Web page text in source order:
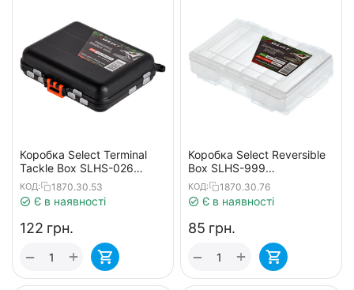
Коробка Select Terminal
Tackle Box SLHS-026
12.2х10.5х3.4cm
КОД: 1870.30.53
Є в наявності
‍122‍ грн.
+
−
Коробка Select Reversible
Box SLHS-999
13.8x10x3.1cm
КОД: 1870.30.76
Є в наявності
‍85‍ грн.
+
−